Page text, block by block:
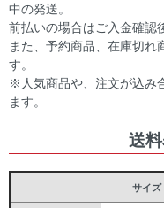
中の発送。
前払いの場合はご入金確認
また、予約商品、在庫切れ
す。
※人気商品や、注文が込み
ます。
送
サイズ